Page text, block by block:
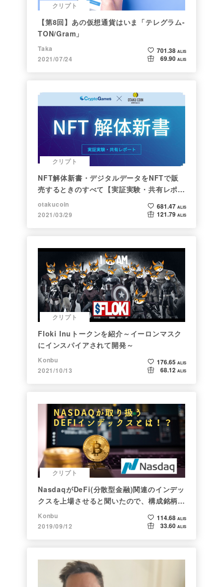
クリプト
【第8回】あの仮想通貨はいま「テレグラム-
TON/Gram」
Taka
2021/07/24
701.38 ALIS
69.90 ALIS
クリプト
NFT解体新書・デジタルデータをNFTで販
売するときのすべて【実証実験・共有レポー
ト】
otakucoin
2021/03/29
681.47 ALIS
121.79 ALIS
クリプト
Floki Inuトークンを紹介～イーロンマスク
にインスパイアされて開発～
Konbu
2021/10/13
176.65 ALIS
68.12 ALIS
クリプト
NasdaqがDeFi(分散型金融)関連のインデッ
クスを上場させると聞いたので、構成銘柄を
調べてみた
Konbu
2019/09/12
114.68 ALIS
33.60 ALIS